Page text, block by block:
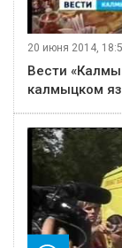
20 июня 2014,
Вести
калмыцком